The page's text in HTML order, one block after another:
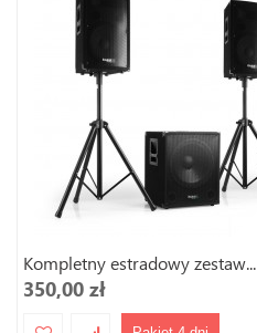
Kompletny estradowy zestaw...
350,00 zł